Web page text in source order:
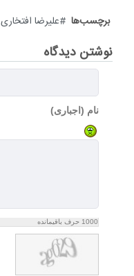
برچسب‌ها علیرضا افتخاری
نوشتن دیدگاه
نام (اجباری)
1000 حرف باقیمانده